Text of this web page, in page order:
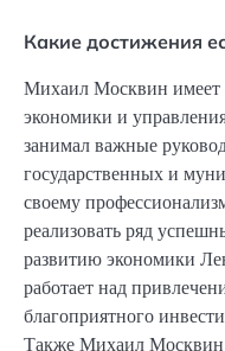
Какие достижения
Михаил Москвин имеет
экономики и
занимал важные
государственных и
своему
реализовать ряд
развитию экономики
работает над
благоприятного
Также Михаил Москвин